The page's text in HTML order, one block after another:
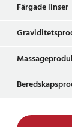
Färgade linser